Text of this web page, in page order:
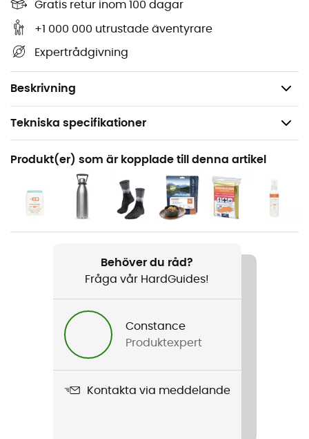
Gratis retur inom 100 dagar
+1 000 000 utrustade äventyrare
Expertrådgivning
Beskrivning
stigarna och vägarna i Rochefort / Marennes och
upptäcka dess många rikedomar: höjder, vattendrag,
refugier och andra anmärkningsvärda platser... Utöver
din orienteringsförmåga är denna vandringskarta från
IGN enligt oss oumbärlig i din ryggsäck och i dina
händer!
Tekniska specifikationer
Rekommenderad för
Vandring / Vandring / Resa
Produktnamn
Rochefort / Marennes
Produkt(er) som är kopplade till denna artikel
Behöver du råd?
Fråga vår HardGuides!
Constance
Produktexpert
Kontakta via meddelande